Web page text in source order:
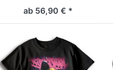
ab 56,90 € *